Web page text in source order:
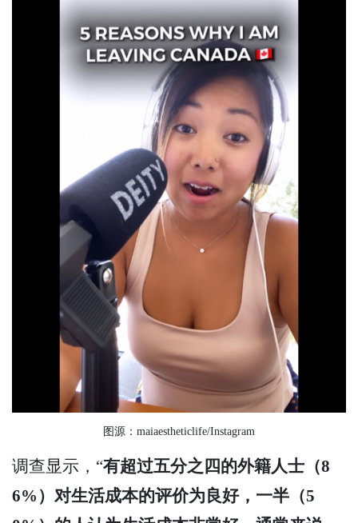
图源：maiaestheticlife/Instagram
调查显示，“有超过五分之四的外籍人士（8
6%）对生活成本的评价为良好，一半（5